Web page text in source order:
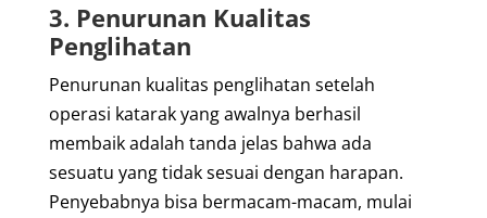
3. Penurunan Kualitas
Penglihatan
Penurunan kualitas penglihatan setelah
operasi katarak yang awalnya berhasil
membaik adalah tanda jelas bahwa ada
sesuatu yang tidak sesuai dengan harapan.
Penyebabnya bisa bermacam-macam, mulai